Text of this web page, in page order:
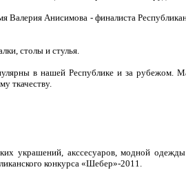
Валерия Анисимова - финалиста
столы и стулья.
в нашей Республике и за рубежом.
ткачеству.
украшений, акссесуаров, модной
конкурса «Шебер»-2011.